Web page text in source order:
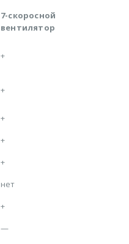
7-скоросной
вентилятор
+
+
+
+
+
нет
+
—